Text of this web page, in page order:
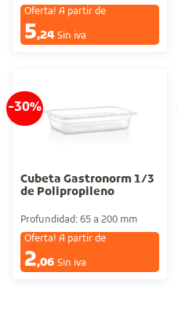
Oferta! A partir de
5,24 Sin iva
-30%
Cubeta Gastronorm 1/3
de Polipropileno
Profundidad: 65 a 200 mm
Oferta! A partir de
2,06 Sin iva